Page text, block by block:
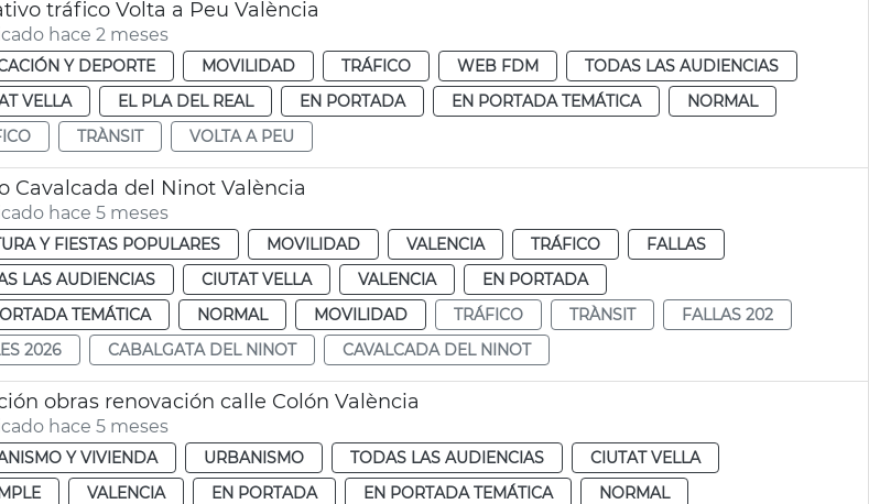
tráfico Volta a Peu València
hace 2 meses
Y DEPORTE MOVILIDAD TRÁFICO WEB FDM
TODAS LAS AUDIENCIAS
VELLA
EL PLA DEL REAL EN PORTADA EN PORTADA TEMÁTICA
NORMAL
TRÀNSIT VOLTA A PEU
Cavalcada del Ninot València
hace 5 meses
Y FIESTAS POPULARES MOVILIDAD VALENCIA TRÁFICO
FALLAS
LAS AUDIENCIAS
CIUTAT VELLA VALENCIA
EN PORTADA
TEMÁTICA
NORMAL MOVILIDAD TRÁFICO TRÀNSIT
FALLAS 202
2026
CABALGATA DEL NINOT CAVALCADA DEL NINOT
obras renovación calle Colón València
hace 5 meses
Y VIVIENDA URBANISMO TODAS LAS AUDIENCIAS
CIUTAT VELLA
VALENCIA EN PORTADA EN PORTADA TEMÁTICA
NORMAL